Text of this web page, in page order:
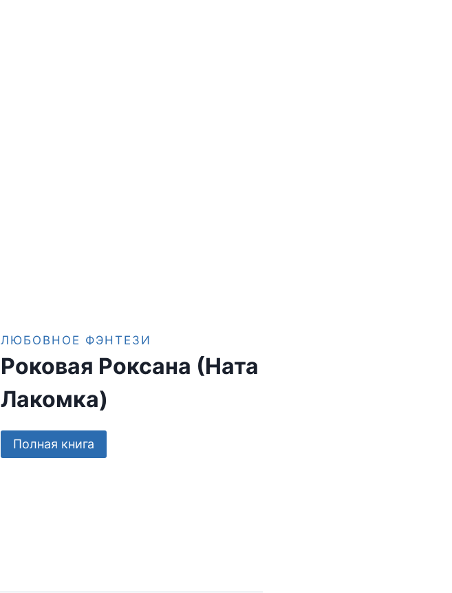
ЛЮБОВНОЕ ФЭНТЕЗИ
Роковая Роксана (Ната
Лакомка)
Полная книга